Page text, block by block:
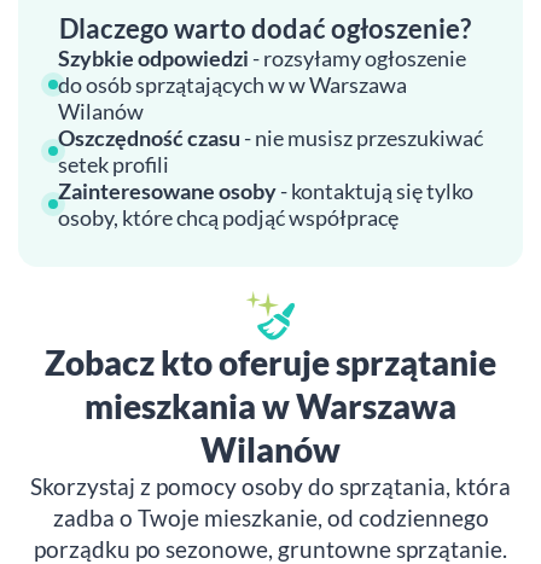
Dlaczego warto dodać ogłoszenie?
Szybkie odpowiedzi - rozsyłamy ogłoszenie
do osób sprzątających w w Warszawa
Wilanów
Oszczędność czasu - nie musisz przeszukiwać
setek profili
Zainteresowane osoby- kontaktują się tylko
osoby, które chcą podjąć współpracę
Zobacz kto oferuje sprzątanie
mieszkania w Warszawa
Wilanów
Skorzystaj z pomocy osoby do sprzątania, która
zadba o Twoje mieszkanie, od codziennego
porządku po sezonowe, gruntowne sprzątanie.